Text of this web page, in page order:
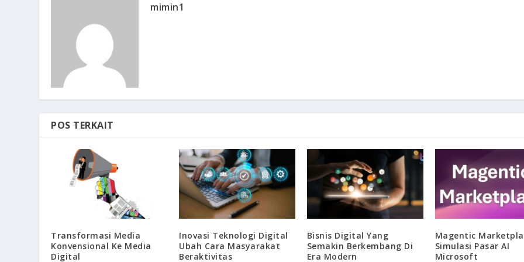
mimin1
POS TERKAIT
Transformasi Media
Konvensional Ke Media
Digital
Inovasi Teknologi Digital
Ubah Cara Masyarakat
Beraktivitas
Bisnis Digital Yang
Semakin Berkembang Di
Era Modern
Magentic
Simulasi Pasar AI
Microsoft